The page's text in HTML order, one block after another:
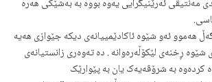
مه‌نتیقی ئه‌رێنیگرایی یه‌وه‌ بووه‌ به‌ به‌شێکی هه‌ره‌
هه‌موو ئه‌و شێوه‌ ئاکادێمییانه‌ی دیکه‌ جێوازی هه‌یه‌
شێوه‌ ڕخنه‌ی لێکۆڵه‌ره‌وانه‌ . ده‌ ته‌وه‌ری زانستیانه‌ی
به‌ شرۆڤه‌یه‌ک یان به‌ پێوارێک